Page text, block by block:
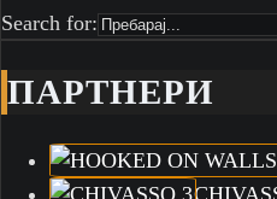
Search for:
ПАРТНЕРИ